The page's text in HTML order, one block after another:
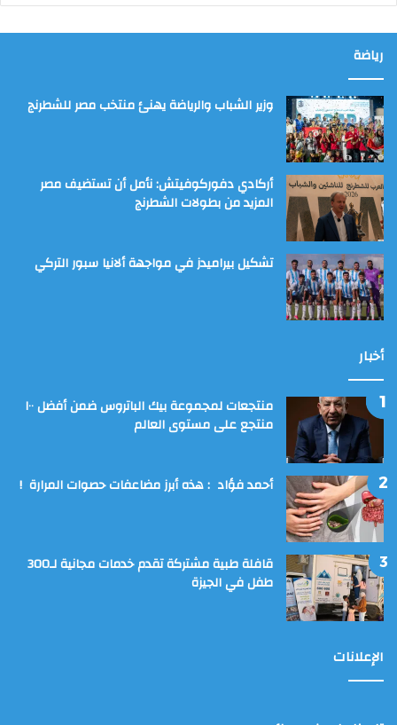
رياضة
وزير الشباب والرياضة يهنئ منتخب مصر للشطرنج
أركادي دفوركوفيتش: نأمل أن تستضيف مصر
المزيد من بطولات الشطرنج
تشكيل بيراميدز في مواجهة ألانيا سبور التركي
أخبار
منتجعات لمجموعة بيك الباتروس ضمن أفضل ١٠٠
منتجع على مستوى العالم
أحمد فؤاد : هذه أبرز مضاعفات حصوات المرارة !
قافلة طبية مشتركة تقدم خدمات مجانية لـ300
طفل في الجيزة
الإعلانات